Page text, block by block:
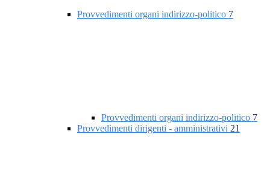
Provvedimenti organi indirizzo-politico 7
Provvedimenti organi indirizzo-politico 7
Provvedimenti dirigenti - amministrativi 21